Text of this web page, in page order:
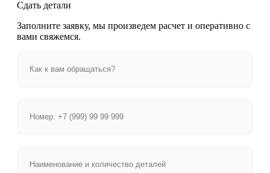
Сдать детали
Заполните заявку, мы произведем расчет и оперативно с
вами свяжемся.